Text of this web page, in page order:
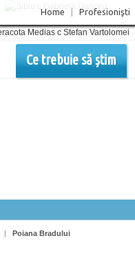
Home Profesionişti
Ce trebuie să știm
| Poiana Bradului